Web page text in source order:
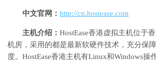
中文官网： http://cn.hostease.com
主机介绍： HostEase香港虚拟主机位于
机房，采用的都是最新软硬件技术，充分保
度。HostEase香港主机有Linux和Windows操